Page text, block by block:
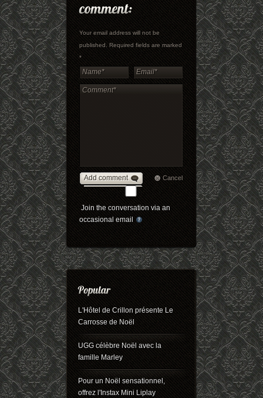
Your email address will not be
published. Required fields are marked
*
Add comment Cancel
Join the conversation via an
occasional email
L'Hôtel de Crillon présente Le
Carrosse de Noël
UGG célèbre Noël avec la
famille Marley
Pour un Noël sensationnel,
offrez l'Instax Mini Liplay